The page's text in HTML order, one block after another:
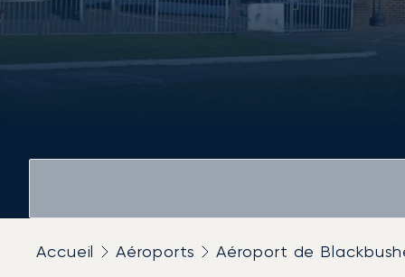
Accueil Aéroports Aéroport de